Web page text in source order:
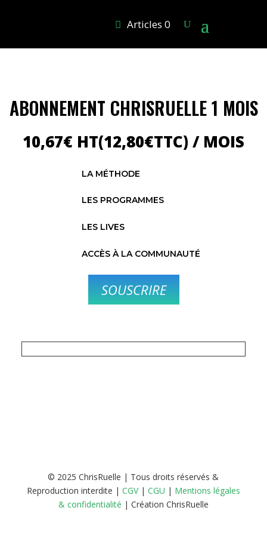
Articles 0
ABONNEMENT CHRISRUELLE 1 MOIS
10,67€ HT(12,80€TTC) / MOIS
LA MÉTHODE
LES PROGRAMMES
LES LIVES
ACCÈS À LA COMMUNAUTÉ
SOUSCRIRE
© 2025 ChrisRuelle | Tous droits réservés &
Reproduction interdite | CGV| CGU | Mentions légales
& confidentialité | Création ChrisRuelle